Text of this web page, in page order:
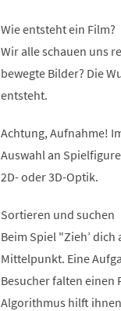
Wie entsteht ein Film?
Wir alle schauen uns
bewegte Bilder? Die
entsteht.
Achtung, Aufnahme!
Auswahl an
2D- oder 3D-Optik.
Sortieren und suchen
Beim Spiel "Zieh’
Mittelpunkt. Eine
Besucher falten einen
Algorithmus hilft